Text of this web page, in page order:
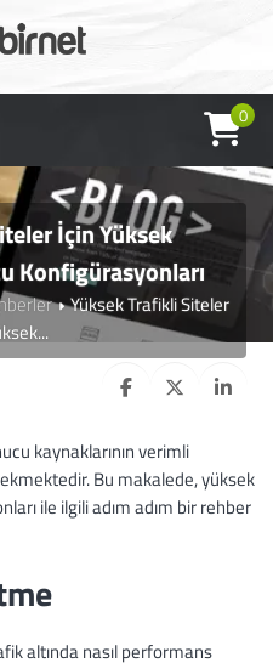
0
İçin Yüksek
Konfigürasyonları
Yüksek Trafikli Siteler
kaynaklarının verimli
Bu makalede, yüksek
ile ilgili adım adım bir rehber
altında nasıl performans